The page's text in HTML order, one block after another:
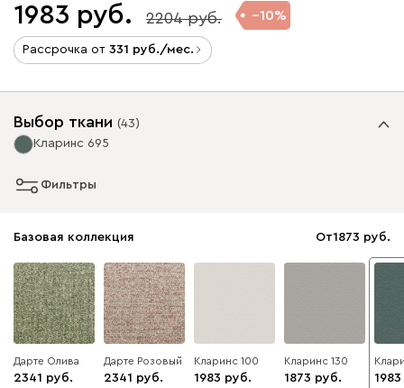
1983 2204 10
Рассрочка от 331 /мес.
Выбор ткани (43)
Кларинс 695
Фильтры
Базовая коллекция От1873
Дарте Олива
2341
Дарте Розовый
2341
Кларинс 100
1983
Кларинс 130
1873 1983